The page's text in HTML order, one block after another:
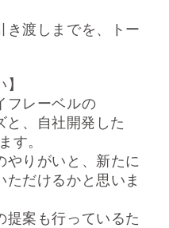
き渡しまでを、トー
フレーベルの
と、自社開発した
す。
やりがいと、新たに
ただけるかと思いま
提案も行っているた